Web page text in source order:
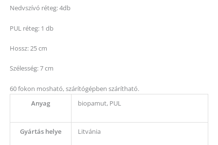
Nedvszívó réteg: 4db
PUL réteg: 1 db
Hossz: 25 cm
Szélesség: 7 cm
60 fokon mosható, szárítógépben szárítható.
Anyag
biopamut, PUL
Gyártás helye Litvánia